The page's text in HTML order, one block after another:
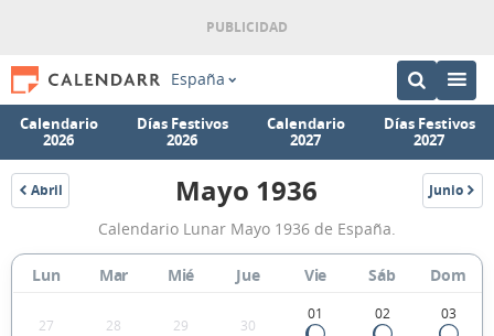
España
Calendario
2026
Días Festivos
2026
Calendario
2027
Días Festivos
2027
Abril
1936
Calendario
Lunar
Mayo
Mayo 1936 Junio
1936
Calendario Lunar Mayo 1936 de España.
Lun Mar Mié Jue Vie Sáb Dom
27 28 29 30
01 02 03